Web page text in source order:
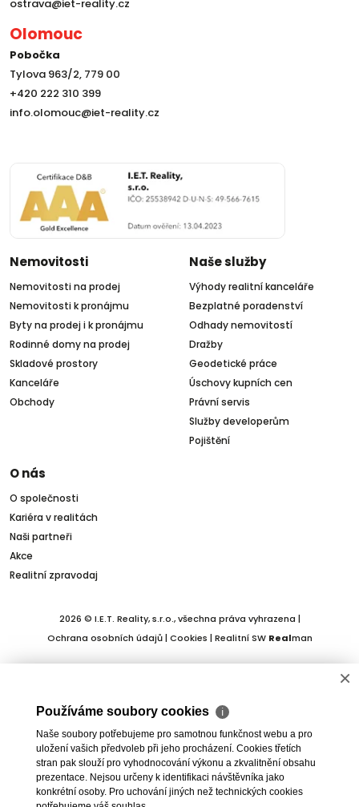
ostrava@iet-reality.cz
Olomouc
Pobočka
Tylova 963/2, 779 00
+420 222 310 399
info.olomouc@iet-reality.cz
Nemovitosti
Nemovitosti na prodej
Nemovitosti k pronájmu
Byty na prodej i k pronájmu
Rodinné domy na prodej
Skladové prostory
Kanceláře
Obchody
Naše služby
Výhody realitní kanceláře
Bezplatné poradenství
Odhady nemovitostí
Dražby
Geodetické práce
Úschovy kupních cen
Právní servis
Služby developerům
Pojištění
O nás
O společnosti
Kariéra v realitách
Naši partneři
Akce
Realitní zpravodaj
2026 © I.E.T. Reality, s.r.o., všechna práva vyhrazena |
Ochrana osobních údajů| Cookies | Realitní SW Realman
×
Používáme soubory cookies ℹ
Naše soubory potřebujeme pro samotnou funkčnost webu a pro
uložení vašich předvoleb při jeho procházení. Cookies třetích
stran pak slouží pro vyhodnocování výkonu a zkvalitnění obsahu
prezentace. Nejsou určeny k identifikaci návštěvníka jako
konkrétní osoby. Pro uchování jiných než technických cookies